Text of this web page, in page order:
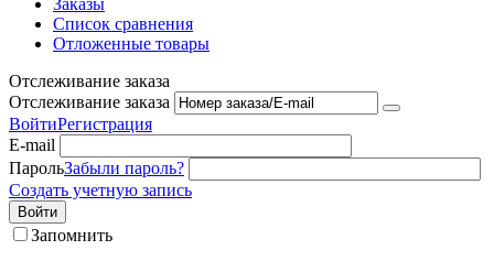
Список сравнения
Отложенные товары
Отслеживание заказа
Отслеживание заказа
ВойтиРегистрация
E-mail
ПарольЗабыли пароль?
Создать учетную запись
Войти
Запомнить